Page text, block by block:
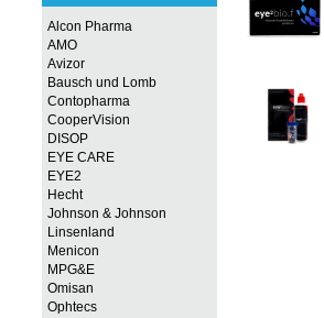
Alcon Pharma
AMO
Avizor
Bausch und Lomb
Contopharma
CooperVision
DISOP
EYE CARE
EYE2
Hecht
Johnson & Johnson
Linsenland
Menicon
MPG&E
Omisan
Ophtecs